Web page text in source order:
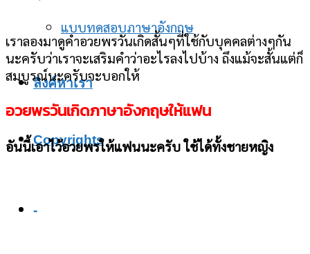
แบบทดสอบภาษาอังกฤษ
ลิงค์หาเรา
Copyrights
-
เราลองมาดูคำอวยพรวันเกิดสั้นๆที่ใช้กับบุคคลต่างๆกัน
นะครับว่าเราจะเสริมคำว่าอะไรลงไปบ้าง ถึงแม้จะสั้นแต่ก็
สมบูรณ์นะครับจะบอกให้
อวยพรวันเกิดภาษาอังกฤษให้แฟน
อันนี้เอาไว้อวยพรให้แฟนนะครับ ใช้ได้ทั้งชายหญิง